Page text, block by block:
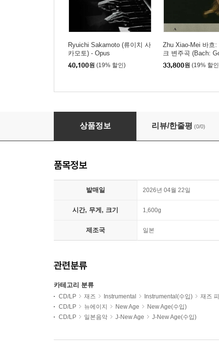
Ryuichi Sakamoto (류이치 사
카모토) - Opus
40,100원 (19% 할인)
Zhu Xiao-Mei 바흐:
크 변주곡 (Bach:
ariations, BWV 988)
33,800원 (19% 할
Ryuichi Sakamoto (류이치 사카모토) - 1996
상품정보 리뷰/한줄평 (0/0)
품목정보
발매일 2026년 04월 22일
시간, 무게, 크기 1,600g
제조국 일본
관련분류
카테고리 분류
CD/LP 재즈 Instrumental Instrumental(수입)
재즈
CD/LP
뉴에이지 New Age
New Age(수입)
CD/LP
일본음악 J-New Age J-New Age(수입)